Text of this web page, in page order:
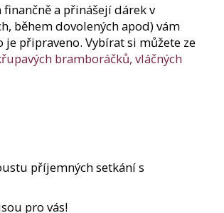
finančně a přinášejí dárek v
během dovolených apod) vám
připraveno. Vybírat si můžete ze
bramboráčků, vláčných
příjemných setkání s
pro vás!